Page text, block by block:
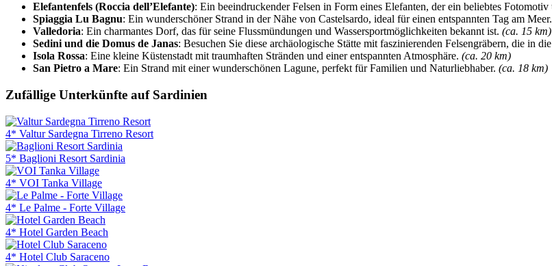
Elefantenfels (Roccia dell’Elefante): Ein beeindruckender Felsen in Form eines Elefanten, der ein beliebtes Fotomotiv
Spiaggia Lu Bagnu: Ein wunderschöner Strand in der Nähe von Castelsardo, ideal für einen entspannten Tag am Meer.
Valledoria: Ein charmantes Dorf, das für seine Flussmündungen und Wassersportmöglichkeiten bekannt ist. (ca. 15 km)
Sedini und die Domus de Janas: Besuchen Sie diese archäologische Stätte mit faszinierenden Felsengräbern, die in
Isola Rossa: Eine kleine Küstenstadt mit traumhaften Stränden und einer entspannten Atmosphäre. (ca. 20 km)
San Pietro a Mare: Ein Strand mit einer wunderschönen Lagune, perfekt für Familien und Naturliebhaber. (ca. 18 km)
Zufällige Unterkünfte auf Sardinien
4* Valtur Sardegna Tirreno Resort
5* Baglioni Resort Sardinia
4* VOI Tanka Village
4* Le Palme - Forte Village
4* Hotel Garden Beach
4* Hotel Club Saraceno